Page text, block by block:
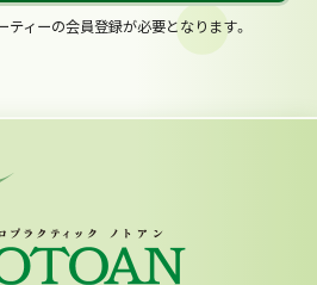
ィーの会員登録が必要となります。